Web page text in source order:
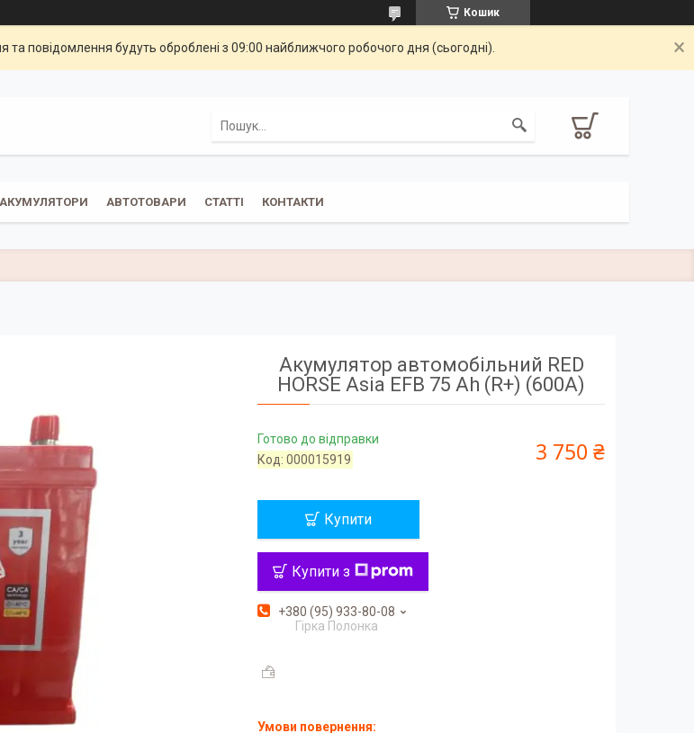
Кошик
та повідомлення будуть оброблені з 09:00 найближчого робочого дня (сьогодні).
АКУМУЛЯТОРИ АВТОТОВАРИ СТАТТІ КОНТАКТИ
Акумулятор автомобільний RED
HORSE Asia EFB 75 Ah (R+) (600А)
Готово до відправки
Код:000015919 3 750 ₴
Купити
Купити з
+380 (95) 933-80-08
Гірка Полонка